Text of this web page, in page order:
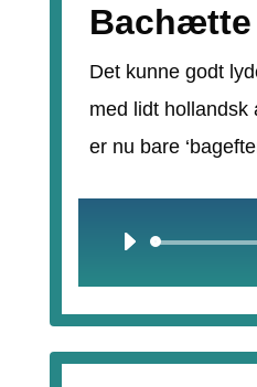
Bachætte
Det kunne godt
med lidt hollandsk
er nu bare